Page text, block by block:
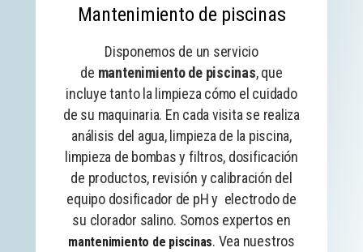
Mantenimiento de piscinas
Disponemos de un servicio
de mantenimiento de piscinas, que
incluye tanto la limpieza cómo el cuidado
de su maquinaria. En cada visita se realiza
análisis del agua, limpieza de la piscina,
limpieza de bombas y filtros, dosificación
de productos, revisión y calibración del
equipo dosificador de pH y electrodo de
su clorador salino. Somos expertos en
mantenimiento de piscinas. Vea nuestros